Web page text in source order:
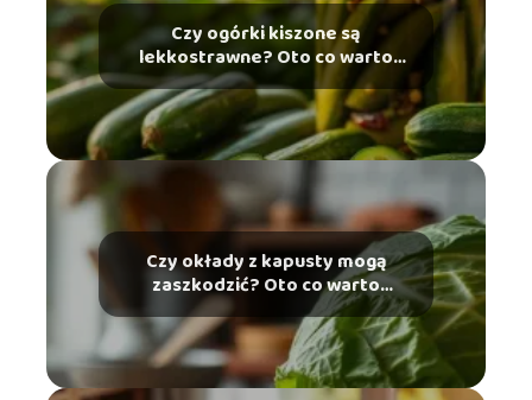
Czy ogórki kiszone są
lekkostrawne? Oto co warto
wiedzieć
Czy okłady z kapusty mogą
zaszkodzić? Oto co warto
wiedzieć